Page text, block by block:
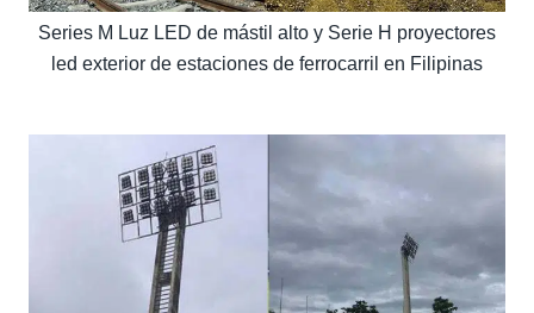
Series M Luz LED de mástil alto y Serie H proyectores
led exterior de estaciones de ferrocarril en Filipinas